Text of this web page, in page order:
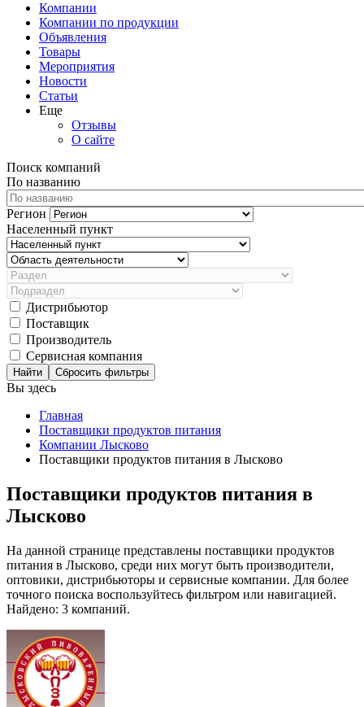
Компании
Компании по продукции
Объявления
Товары
Мероприятия
Новости
Статьи
Еще
Отзывы
О сайте
Поиск компаний
По названию
Регион
Населенный пункт
Дистрибьютор
Поставщик
Производитель
Сервисная компания
Сбросить фильтры
Вы здесь
Главная
Поставщики продуктов питания
Компании Лысково
Поставщики продуктов питания в Лысково
Поставщики продуктов питания в
Лысково
На данной странице представлены поставщики продуктов
питания в Лысково, среди них могут быть производители,
оптовики, дистрибьюторы и сервисные компании. Для более
точного поиска воспользуйтесь фильтром или навигацией.
Найдено: 3 компаний.